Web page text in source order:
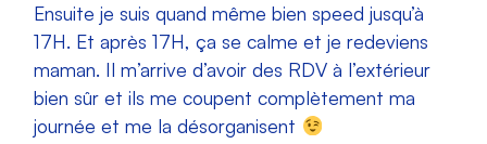
Ensuite je suis quand même bien speed jusqu’à
17H. Et après 17H, ça se calme et je redeviens
maman. Il m’arrive d’avoir des RDV à l’extérieur
bien sûr et ils me coupent complètement ma
journée et me la désorganisent